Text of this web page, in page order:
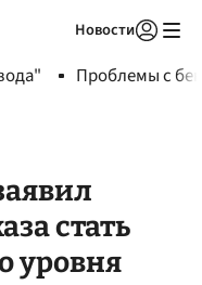
Новости
Проблемы с
стать
уровня